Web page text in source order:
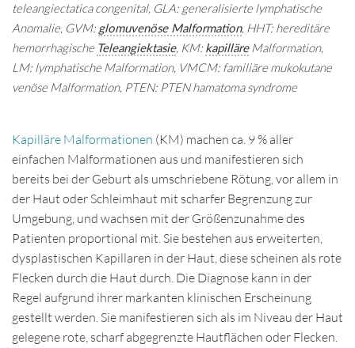
teleangiectatica congenital, GLA: generalisierte lymphatische
Anomalie, GVM: glomuvenöse Malformation, HHT: hereditäre
hemorrhagische Teleangiektasie, KM: kapilläreMalformation,
LM: lymphatische Malformation, VMCM: familiäre mukokutane
venöse Malformation, PTEN: PTEN hamatoma syndrome
Kapilläre Malformationen (KM) machen ca. 9 % aller
einfachen Malformationen aus und manifestieren sich
bereits bei der Geburt als umschriebene Rötung, vor allem in
der Haut oder Schleimhaut mit scharfer Begrenzung zur
Umgebung, und wachsen mit der Größenzunahme des
Patienten proportional mit. Sie bestehen aus erweiterten,
dysplastischen Kapillaren in der Haut, diese scheinen als rote
Flecken durch die Haut durch. Die Diagnose kann in der
Regel aufgrund ihrer markanten klinischen Erscheinung
gestellt werden. Sie manifestieren sich als im Niveau der Haut
gelegene rote, scharf abgegrenzte Hautflächen oder Flecken.